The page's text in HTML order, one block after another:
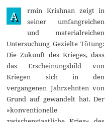
A
rmin Krishnan zeigt in
seiner umfangreichen
und materialreichen
Untersuchung Gezielte Tötung:
Die Zukunft des Krieges, dass
das Erscheinungsbild von
Kriegen sich in den
vergangenen Jahrzehnten von
Grund auf gewandelt hat. Der
»konventionelle